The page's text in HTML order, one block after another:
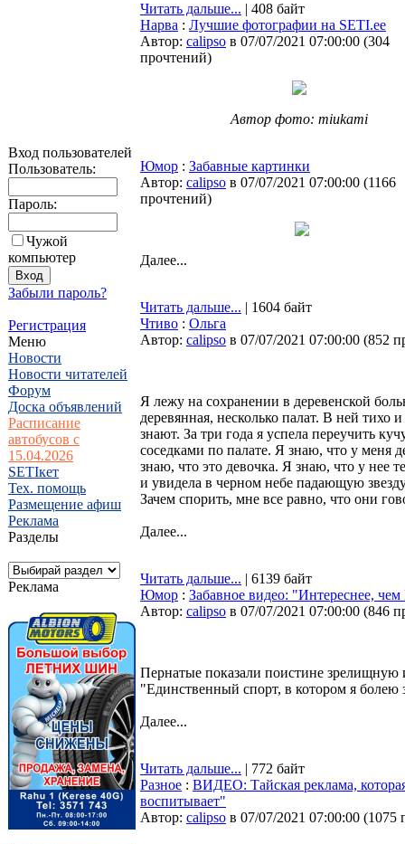
Вход пользователей
Пользователь:
Пароль:
Чужой
компьютер
Забыли пароль?
Регистрация
Меню
Новости
Новости читателей
Форум
Доска объявлений
Расписание
автобусов с
15.04.2026
SETIкет
Тех. помощь
Размещение афиш
Реклама
Разделы
Реклама
Читать дальше... | 408 байт
Нарва : Лучшие фотографии на SETI.ee
Автор: calipso в 07/07/2021 07:00:00 (304
прочтений)
Автор фото: miukami
Юмор : Забавные картинки
Автор: calipso в 07/07/2021 07:00:00 (1166
прочтений)
Далее...
Читать дальше... | 1604 байт
Чтиво : Ольга
Автор: calipso в 07/07/2021 07:00:00 (852
Я лежу на сохранении в деревенской
деревянная, несколько палат. В ней тихо
знают. За три года я успела переучить
соседками по палате. Я знаю, что у меня
знаю, что это девочка. Я знаю, что у нее
и увидела в черном небе падающую
Зачем спорить, мне все равно, что они
Далее...
Читать дальше... | 6139 байт
Юмор : Забавное видео: "Интереснее,
Автор: calipso в 07/07/2021 07:00:00 (846
Пернатые показали поистине зрелищную
"Единственный спорт, в котором я болею
Далее...
Читать дальше... | 772 байт
Разное : ВИДЕО: Тайская реклама,
воспитывает"
Автор: calipso в 07/07/2021 07:00:00 (1075